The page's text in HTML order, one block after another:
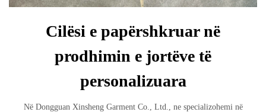
Cilësi e papërshkruar në
prodhimin e jortëve të
personalizuara
Në Dongguan Xinsheng Garment Co., Ltd., ne specializohemi në